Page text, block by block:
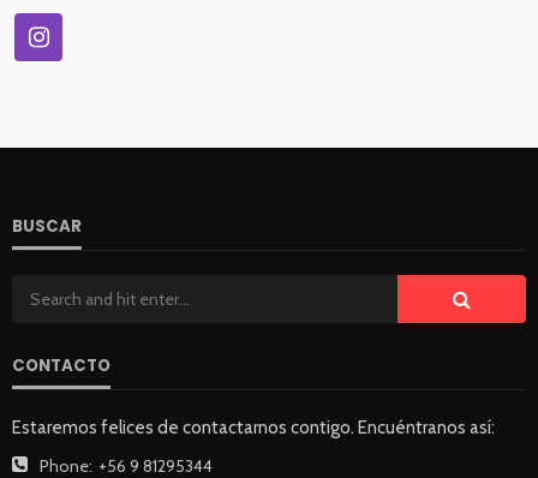
BUSCAR
CONTACTO
Estaremos felices de contactarnos contigo. Encuéntranos así:
Phone: +56 9 81295344